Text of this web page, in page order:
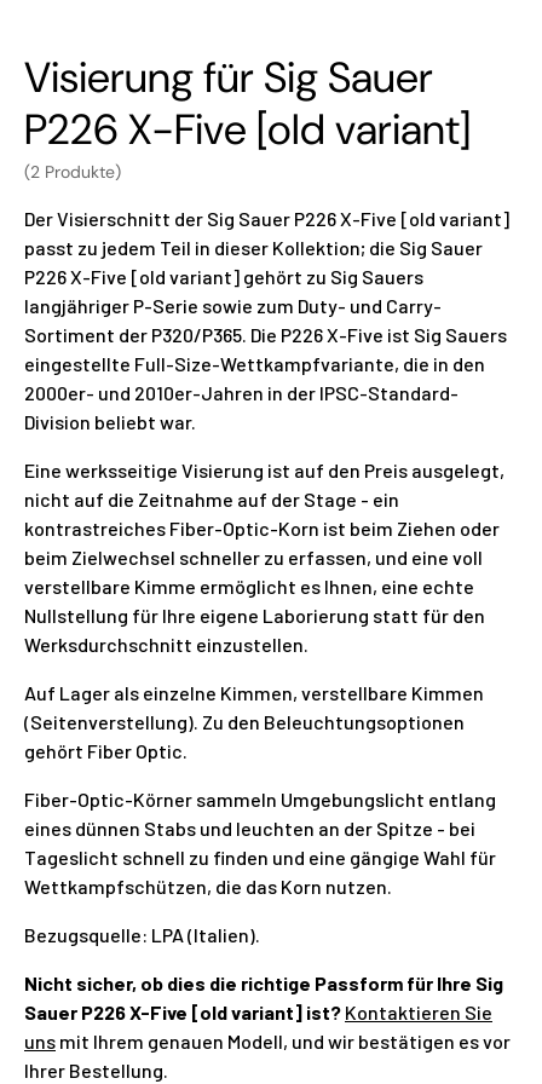
Visierung für Sig Sauer
P226 X-Five [old variant]
(2 Produkte)
Der Visierschnitt der Sig Sauer P226 X-Five [old variant]
passt zu jedem Teil in dieser Kollektion; die Sig Sauer
P226 X-Five [old variant] gehört zu Sig Sauers
langjähriger P-Serie sowie zum Duty- und Carry-
Sortiment der P320/P365. Die P226 X-Five ist Sig Sauers
eingestellte Full-Size-Wettkampfvariante, die in den
2000er- und 2010er-Jahren in der IPSC-Standard-
Division beliebt war.
Eine werksseitige Visierung ist auf den Preis ausgelegt,
nicht auf die Zeitnahme auf der Stage - ein
kontrastreiches Fiber-Optic-Korn ist beim Ziehen oder
beim Zielwechsel schneller zu erfassen, und eine voll
verstellbare Kimme ermöglicht es Ihnen, eine echte
Nullstellung für Ihre eigene Laborierung statt für den
Werksdurchschnitt einzustellen.
Auf Lager als einzelne Kimmen, verstellbare Kimmen
(Seitenverstellung). Zu den Beleuchtungsoptionen
gehört Fiber Optic.
Fiber-Optic-Körner sammeln Umgebungslicht entlang
eines dünnen Stabs und leuchten an der Spitze - bei
Tageslicht schnell zu finden und eine gängige Wahl für
Wettkampfschützen, die das Korn nutzen.
Bezugsquelle: LPA (Italien).
Nicht sicher, ob dies die richtige Passform für Ihre Sig
Sauer P226 X-Five [old variant] ist? Kontaktieren Sie
uns mit Ihrem genauen Modell, und wir bestätigen es vor
Ihrer Bestellung.